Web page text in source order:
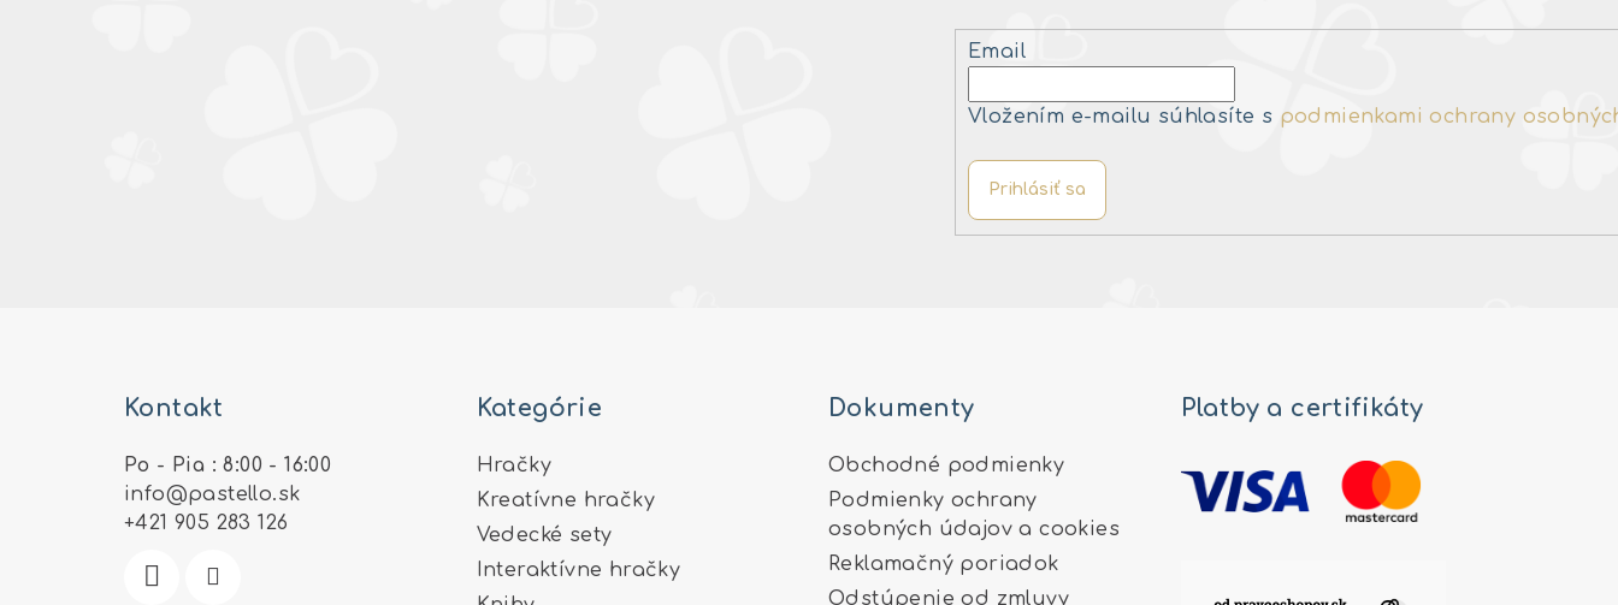
Email
Vložením e-mailu súhlasíte s podmienkami ochrany
Prihlásiť sa
Kontakt
Po - Pia : 8:00 - 16:00
info@pastello.sk
+421 905 283 126
Kategórie
Hračky
Kreatívne hračky
Vedecké sety
Interaktívne hračky
Dokumenty
Obchodné podmienky
Podmienky ochrany
osobných údajov a cookies
Reklamačný poriadok
Odstúpenie od zmluvy
Platby a certifikáty